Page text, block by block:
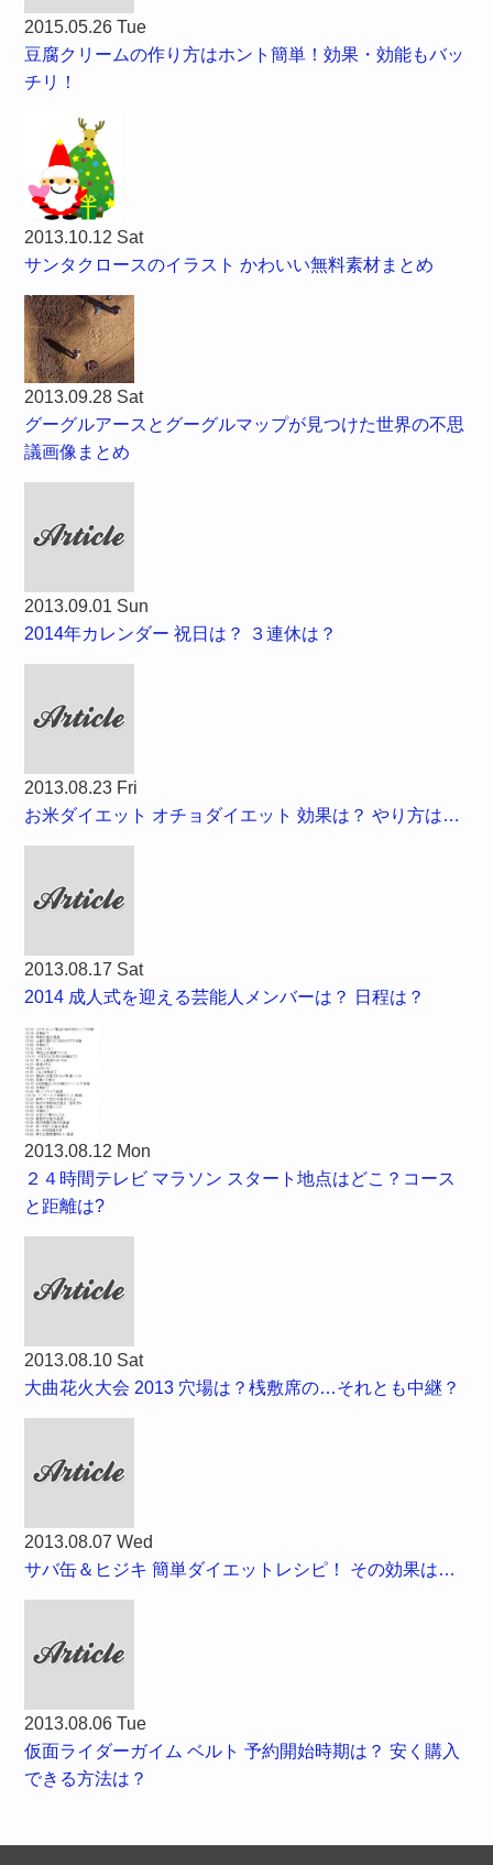
2015.05.26 Tue
豆腐クリームの作り方はホント簡単！効果・効能もバッ
チリ！
2013.10.12 Sat
サンタクロースのイラスト かわいい無料素材まとめ
2013.09.28 Sat
グーグルアースとグーグルマップが見つけた世界の不思
議画像まとめ
2013.09.01 Sun
2014年カレンダー 祝日は？ ３連休は？
2013.08.23 Fri
お米ダイエット オチョダイエット 効果は？ やり方は…
2013.08.17 Sat
2014 成人式を迎える芸能人メンバーは？ 日程は？
2013.08.12 Mon
２４時間テレビ マラソン スタート地点はどこ？コース
と距離は?
2013.08.10 Sat
大曲花火大会 2013 穴場は？桟敷席の…それとも中継？
2013.08.07 Wed
サバ缶＆ヒジキ 簡単ダイエットレシピ！ その効果は…
2013.08.06 Tue
仮面ライダーガイム ベルト 予約開始時期は？ 安く購入
できる方法は？